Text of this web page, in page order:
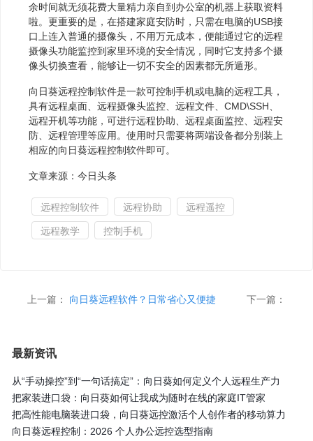
余时间就无须花费大量精力亲自到办公室的机器上获取资料
啦。更重要的是，在搭建家庭安防时，只需在电脑的USB接
口上连入普通的摄像头，不用万元成本，便能通过它的远程
摄像头功能监控到家里环境的安全情况，同时它支持多个摄
像头切换查看，能够让一切不安全的因素都无所遁形。
向日葵远程控制软件是一款可控制手机或电脑的远程工具，
具有远程桌面、远程摄像头监控、远程文件、CMD\SSH、
远程开机等功能，可进行远程协助、远程桌面监控、远程安
防、远程管理等应用。使用时只需要将两端设备都分别装上
相应的向日葵远程控制软件即可。
文章来源：今日头条
远程控制软件 远程协助 远程遥控
远程教学 控制手机
上一篇： 向日葵远程软件？日常省心又便捷 下一篇：
最新资讯
从“手动操控”到“一句话搞定”：向日葵如何定义个人远程生产力
把家装进口袋：向日葵如何让我成为随时在线的家庭IT管家
把高性能电脑装进口袋，向日葵远控激活个人创作者的移动算力
向日葵远程控制：2026 个人办公远控选型指南